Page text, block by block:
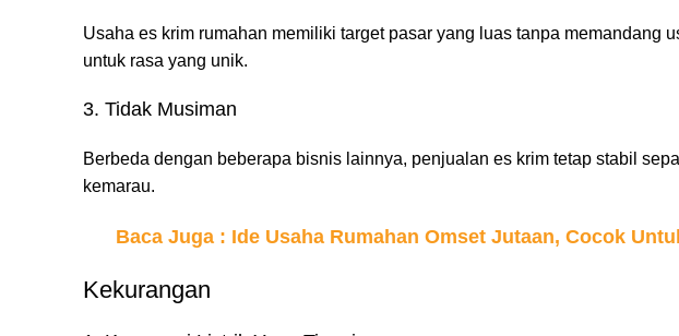
Usaha es krim rumahan memiliki target pasar yang luas tanpa memandang
untuk rasa yang unik.
3. Tidak Musiman
Berbeda dengan beberapa bisnis lainnya, penjualan es krim tetap stabil
kemarau.
Baca Juga : Ide Usaha Rumahan Omset Jutaan, Cocok
Kekurangan